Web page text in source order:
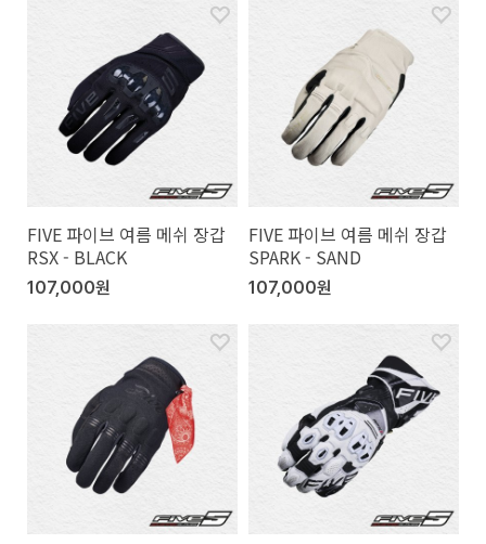
FIVE 파이브 여름 메쉬 장갑
RSX - BLACK
107,000원
FIVE 파이브 여름 메쉬 장갑
SPARK - SAND
107,000원